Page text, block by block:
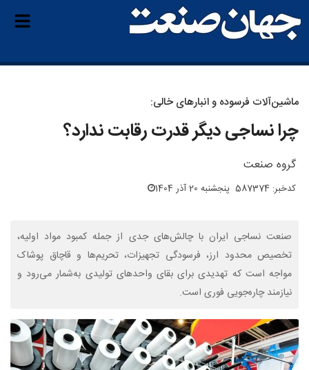
ماشین‌آلات فرسوده و انبارهای خالی:
چرا نساجی دیگر قدرت رقابت ندارد؟
گروه صنعت
کدخبر: 587374 پنجشنبه 20 آذر 1404
صنعت نساجی ایران با چالش‌های جدی از جمله کمبود مواد اولیه،
تخصیص محدود ارز، فرسودگی تجهیزات، تحریم‌ها و قاچاق پوشاک
مواجه است که تهدیدی برای بقای واحدهای تولیدی به‌شمار می‌رود و
نیازمند چاره‌جویی فوری است.